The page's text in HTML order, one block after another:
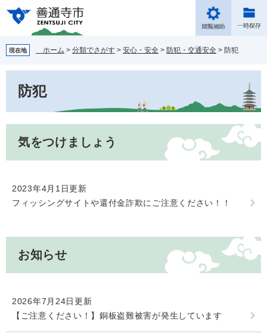
の
先
頭
ー
を
飛
現在地 ホーム > 分類でさがす > 安心・安全 > 防犯・交通安全 > 防犯
防犯
気をつけましょう
2023年4月1日更新
フィッシングサイトや還付金詐欺にご注意ください！！
お知らせ
2026年7月24日更新
【ご注意ください！】銅板盗難被害が発生しています